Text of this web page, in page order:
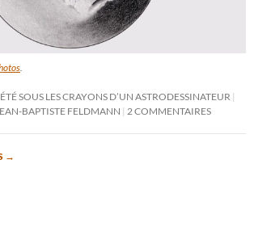
SOUS LES CRAYONS D’UN ASTRODESSINATEUR
BAPTISTE FELDMANN 2 COMMENTAIRES
→